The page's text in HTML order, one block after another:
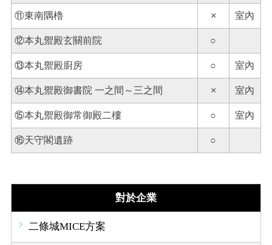
⑪東南隅櫓 × 室內
⑫本丸禦殿玄關前院 ○
⑬本丸禦殿廚房 ○ 室內
⑭本丸禦殿御書院 一之間～三之間 × 室內
⑮本丸禦殿御常御殿二樓 ○ 室內
⑯天守閣遺跡 ○
對於企業
二條城MICE方案